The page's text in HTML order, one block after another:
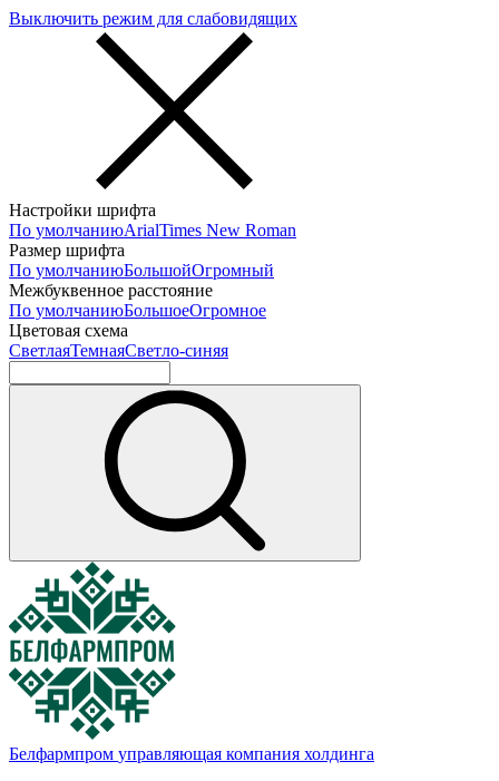
Выключить режим для слабовидящих
Настройки шрифта
По умолчаниюArialTimes New Roman
Размер шрифта
По умолчаниюБольшойОгромный
Межбуквенное расстояние
По умолчаниюБольшоеОгромное
Цветовая схема
СветлаяТемнаяСветло-синяя
Белфармпром управляющая компания холдинга